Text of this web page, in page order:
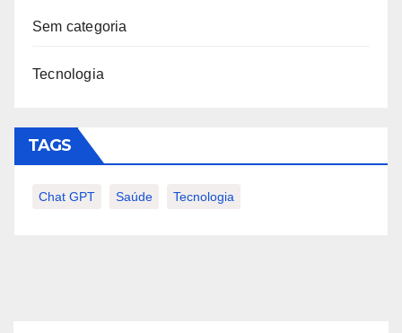
Sem categoria
Tecnologia
TAGS
Chat GPT Saúde Tecnologia